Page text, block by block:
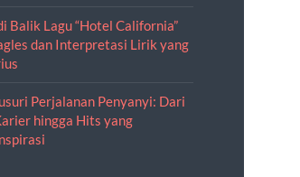
Balik Lagu “Hotel California”
dan Interpretasi Lirik yang
Perjalanan Penyanyi: Dari
hingga Hits yang